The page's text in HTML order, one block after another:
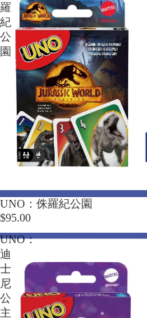
羅
紀
公
園
UNO：侏羅紀公園
$95.00
UNO：
迪
士
尼
公
主